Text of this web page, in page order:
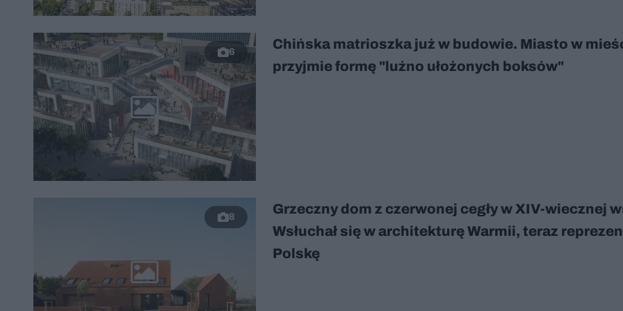
6
Chińska matrioszka już w budowie. Miasto w
przyjmie formę "luźno ułożonych boksów"
8
Grzeczny dom z czerwonej cegły w XIV-wiecznej
Wsłuchał się w architekturę Warmii, teraz
Polskę